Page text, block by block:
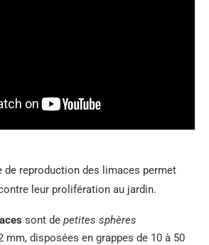
de reproduction des limaces permet
leur prolifération au jardin.
sont de petites sphères
mm, disposées en grappes de 10 à 50